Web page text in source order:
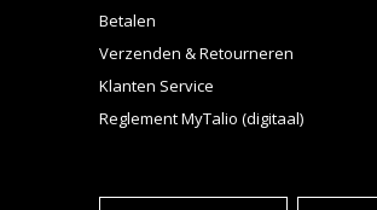
Betalen
Verzenden & Retourneren
Klanten Service
Reglement MyTalio (digitaal)